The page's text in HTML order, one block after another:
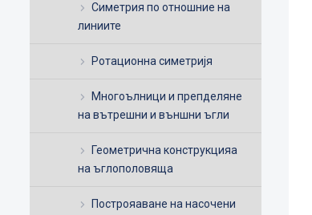
Симетрия по отношние на
линиите
Ротационна симетријя
Многоълници и препделяне
на вътрешни и външни ъгли
Геометрична конструкцияа
на ъглополовяща
Построяаване на насочени